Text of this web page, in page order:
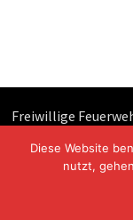
Freiwillige
Diese Website
nutzt,